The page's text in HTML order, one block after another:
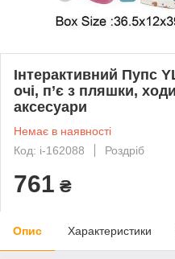
Інтерактивний Пупс
очі, п’є з пляшки,
аксесуари
Немає в наявності
Код: i-162088
Роздріб
761 ₴
Опис Характеристики